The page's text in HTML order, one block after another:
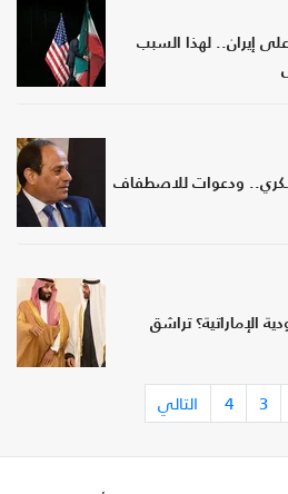
إيران.. لهذا السبب
ودعوات للاصطفاف
الإماراتية؟ تراشق
3
4 التالي